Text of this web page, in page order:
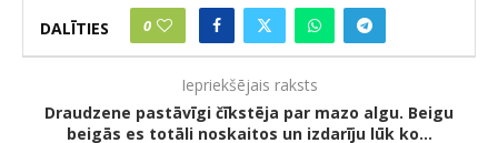
DALĪTIES 0
Iepriekšējais raksts
Draudzene pastāvīgi čīkstēja par mazo algu. Beigu
beigās es totāli noskaitos un izdarīju lūk ko…